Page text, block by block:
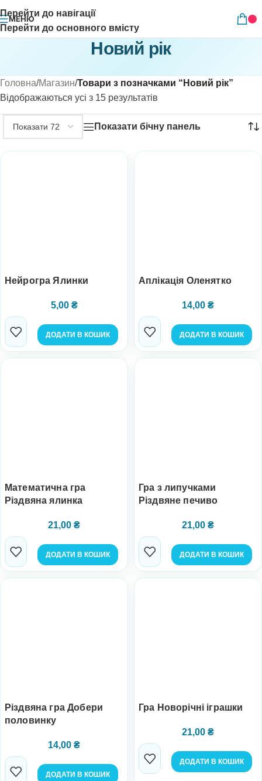
Перейти до навігації
Перейти до основного вмісту
МЕНЮ
Новий рік
Головна/Магазин/Товари з позначками “Новий рік”
Відображаються усі з 15 результатів
Показати бічну панель
Нейрогра Ялинки
5,00 ₴
ДОДАТИ В КОШИК
Аплікація Оленятко
14,00 ₴
ДОДАТИ В КОШИК
Математична гра
Різдвяна ялинка
21,00 ₴
ДОДАТИ В КОШИК
Гра з липучками
Різдвяне печиво
21,00 ₴
ДОДАТИ В КОШИК
Різдвяна гра Добери
половинку
14,00 ₴
ДОДАТИ В КОШИК
Гра Новорічні іграшки
21,00 ₴
ДОДАТИ В КОШИК